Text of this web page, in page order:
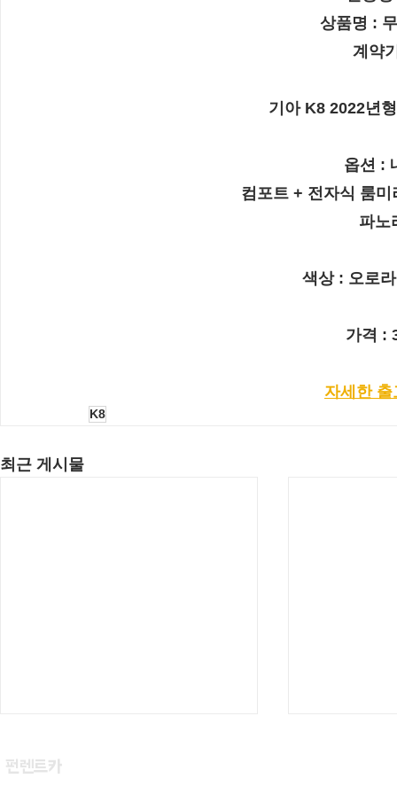
상품명 :
계약
기아 K8 2022년
옵션 :
컴포트 + 전자식 룸
파노
색상 : 오로
가격 :
자세한 출
K8
최근 게시물
​펀렌트카